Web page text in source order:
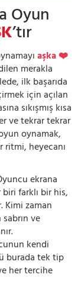
Oyun
’tır
aşka ❤️
merakla
ilk başarıda
için açılan
sıkışmış kısa
ve tekrar tekrar
oynamak,
ritmi, heyecanı
ekrana
farklı bir his,
Kimi zaman
ve
kendi
burada tek tip
her tercihe